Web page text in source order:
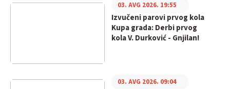
Izvučeni parovi prvog kola
Kupa grada: Derbi prvog
kola V. Durković - Gnjilan!
03. AVG 2026. 19:55
03. AVG 2026. 09:04